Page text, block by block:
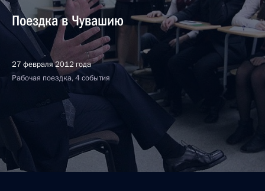
Поездка в Чувашию
27 февраля 2012 года
Рабочая поездка, 4 события